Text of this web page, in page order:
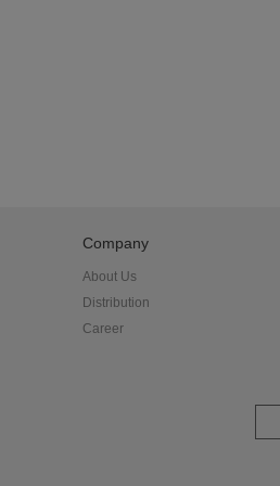
Company
About Us
Distribution
Career